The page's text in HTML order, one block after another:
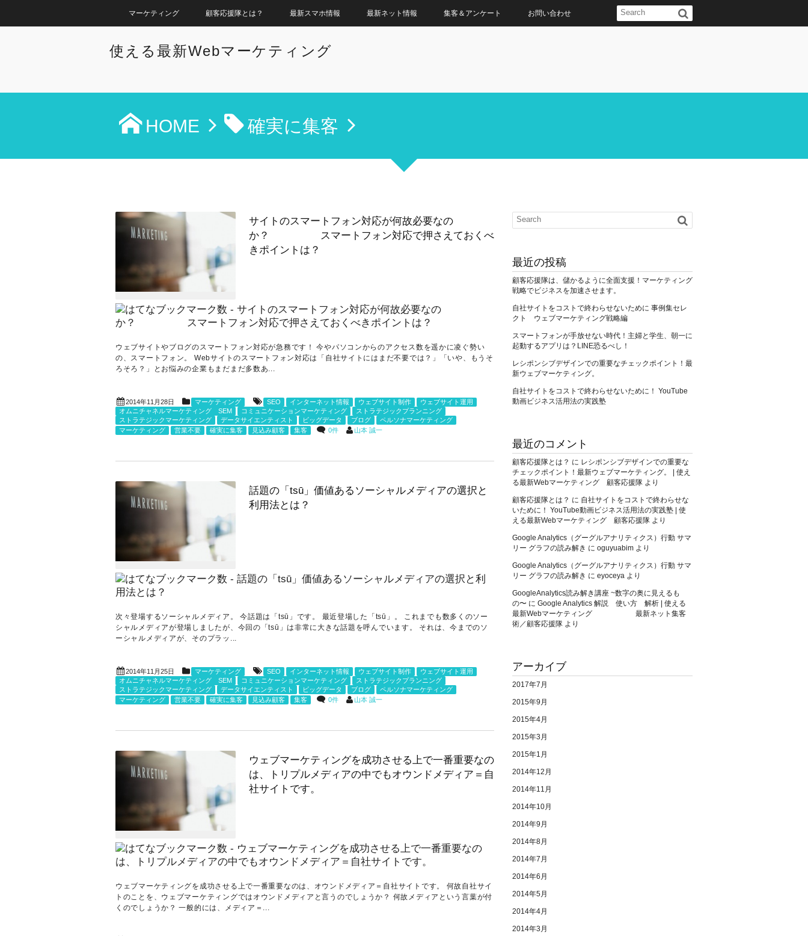
マーケティング 顧客応援隊とは？ 最新スマホ情報 最新ネット情報 集客＆アンケート お問い合わせ
使える最新Webマーケティング
HOME 確実に集客
サイトのスマートフォン対応が何故必要なの
か？ スマートフォン対応で押さえておくべ
きポイントは？
ウェブサイトやブログのスマートフォン対応が急務です！ 今やパソコンからのアクセス数を遥かに凌ぐ勢い
の、スマートフォン。 Webサイトのスマートフォン対応は「自社サイトにはまだ不要では？」「いや、もうそ
ろそろ？」とお悩みの企業もまだまだ多数あ...
2014年11月28日 マーケティング SEO インターネット情報 ウェブサイト制作
ウェブサイト運用
オムニチャネルマーケティング SEM
コミュニケーションマーケティング
ストラテジックプランニング
ストラテジックマーケティング
データサイエンティスト ビッグデータ ブログ
ペルソナマーケティング
マーケティング
営業不要 確実に集客 見込み顧客 集客 0件 山本 誠一
話題の「tsū」価値あるソーシャルメディアの選択と
利用法とは？
次々登場するソーシャルメディア。 今話題は「tsū」です。 最近登場した「tsū」。 これまでも数多くのソー
シャルメディアが登場しましたが、今回の「tsū」は非常に大きな話題を呼んでいます。 それは、今までのソ
ーシャルメディアが、そのプラッ...
2014年11月25日 マーケティング SEO インターネット情報 ウェブサイト制作
ウェブサイト運用
オムニチャネルマーケティング SEM
コミュニケーションマーケティング
ストラテジックプランニング
ストラテジックマーケティング
データサイエンティスト ビッグデータ ブログ
ペルソナマーケティング
マーケティング
営業不要 確実に集客 見込み顧客 集客 0件 山本 誠一
ウェブマーケティングを成功させる上で一番重要なの
は、トリプルメディアの中でもオウンドメディア＝自
社サイトです。
ウェブマーケティングを成功させる上で一番重要なのは、オウンドメディア＝自社サイトです。 何故自社サイ
トのことを、ウェブマーケティングではオウンドメディアと言うのでしょうか？ 何故メディアという言葉が付
くのでしょうか？ 一般的には、メディア＝...
最近の投稿
顧客応援隊は、儲かるように全面支援！マーケティング
戦略でビジネスを加速させます。
自社サイトをコストで終わらせないために 事例集セレ
クト ウェブマーケティング戦略編
スマートフォンが手放せない時代！主婦と学生、朝一に
起動するアプリは？LINE恐るべし！
レシポンシブデザインでの重要なチェックポイント！最
新ウェブマーケティング。
自社サイトをコストで終わらせないために！ YouTube
動画ビジネス活用法の実践塾
最近のコメント
顧客応援隊とは？ に レシポンシブデザインでの重要な
チェックポイント！最新ウェブマーケティング。 | 使え
る最新Webマーケティング 顧客応援隊 より
顧客応援隊とは？ に 自社サイトをコストで終わらせな
いために！ YouTube動画ビジネス活用法の実践塾 | 使
える最新Webマーケティング 顧客応援隊 より
Google Analytics（グーグルアナリティクス）行動 サマ
リー グラフの読み解き に oguyuabim より
Google Analytics（グーグルアナリティクス）行動 サマ
リー グラフの読み解き に eyoceya より
GoogleAnalytics読み解き講座 ~数字の奥に見えるも
の〜 に Google Analytics 解説 使い方 解析 | 使える
最新Webマーケティング 最新ネット集客
術／顧客応援隊 より
アーカイブ
2017年7月
2015年9月
2015年4月
2015年3月
2015年1月
2014年12月
2014年11月
2014年10月
2014年9月
2014年8月
2014年7月
2014年6月
2014年5月
2014年4月
2014年3月